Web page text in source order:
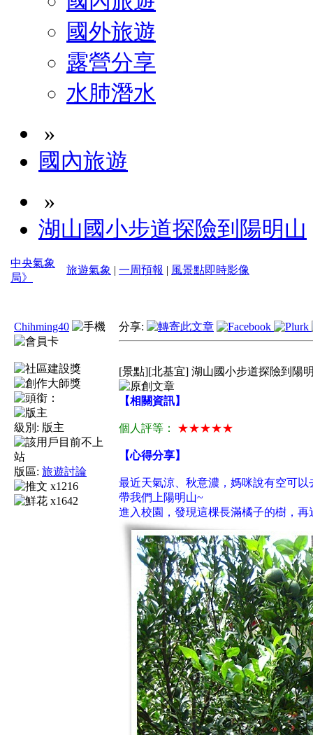
國外旅遊
露營分享
水肺潛水
»
國內旅遊
»
湖山國小步道探險到陽明山
中央氣象
局》
旅遊氣象 | 一周預報 | 風景點即時影像
Chihming40
級別: 版主
版區: 旅遊討論
x1216
x1642
分享:
[景點][北基宜] 湖山國小步道探險到陽
【相關資訊】
個人評等： ★★★★★
【心得分享】
最近天氣涼、秋意濃，媽咪說有空可
帶我們上陽明山~
進入校園，發現這棵長滿橘子的樹，